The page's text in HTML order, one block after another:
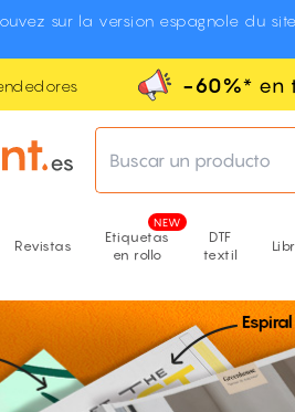
sur la version espagnole du
-60%* en
Buscar un producto
Revistas
Etiquetas
en rollo
DTF
textil